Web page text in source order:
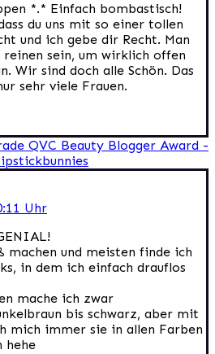
*.* Einfach bombastisch!
du uns mit so einer tollen
und ich gebe dir Recht. Man
sein, um wirklich offen
Wir sind doch alle Schön. Das
sehr viele Frauen.
QVC Beauty Blogger Award -
Uhr
machen und meisten finde ich
in dem ich einfach drauflos
mache ich zwar
bis schwarz, aber mit
mich immer sie in allen Farben
hehe